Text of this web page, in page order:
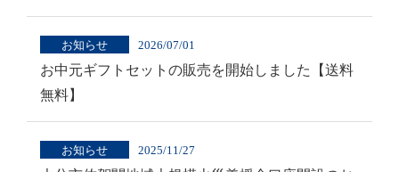
お知らせ 2026/07/01
お中元ギフトセットの販売を開始しました【送料
無料】
お知らせ 2025/11/27